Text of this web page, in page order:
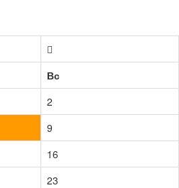
Вс
2
9
16
23